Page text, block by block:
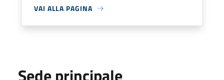
VAI ALLA PAGINA